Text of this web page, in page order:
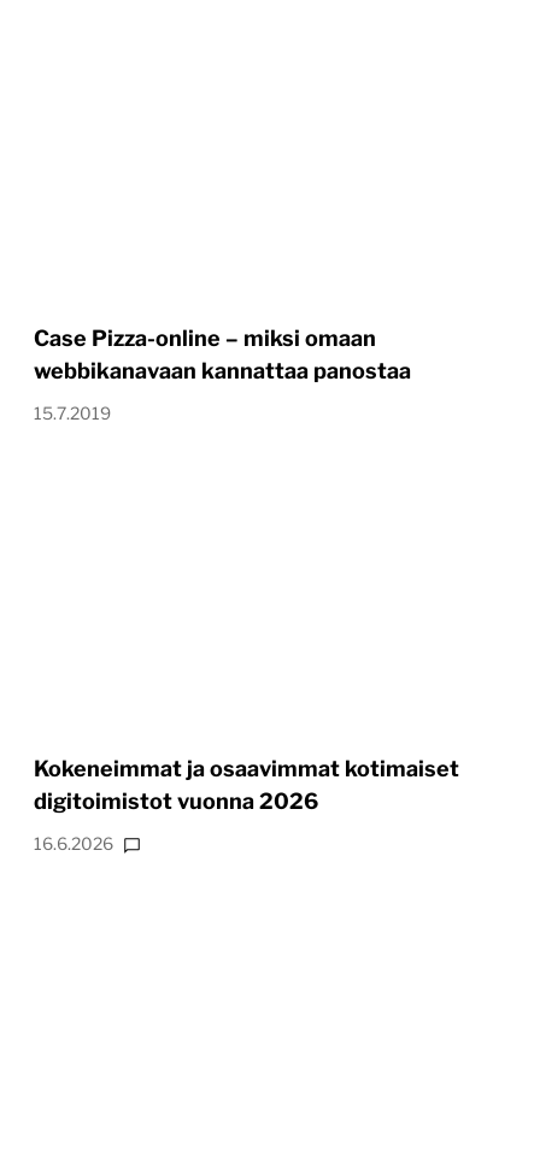
Case Pizza-online – miksi omaan
webbikanavaan kannattaa panostaa
15.7.2019
Kokeneimmat ja osaavimmat kotimaiset
digitoimistot vuonna 2026
16.6.2026